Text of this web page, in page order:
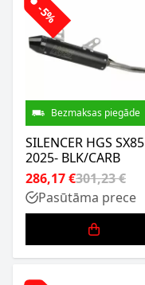
-5%
Bezmaksas piegāde
SILENCER HGS SX85
2025- BLK/CARB
286,17 €301,23 €
Pasūtāma prece